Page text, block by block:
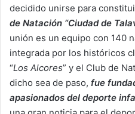
decidido unirse para
de Natación “Ciudad de
unión es un equipo con 140
integrada por los históricos
“Los Alcores” y el Club de
dicho sea de paso, fue
apasionados del deporte